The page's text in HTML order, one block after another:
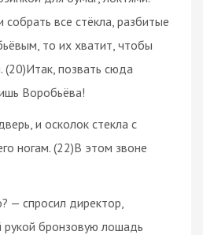
все стёкла, разбитые
то их хватит, чтобы
(20)Итак, позвать сюда
Воробьёва!
и осколок стекла с
ногам. (22)В этом звоне
— спросил директор,
рукой бронзовую лошадь